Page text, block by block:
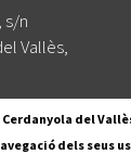
s/n
Vallès,
del
dels seus